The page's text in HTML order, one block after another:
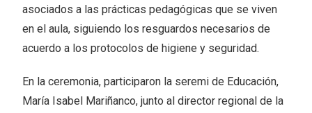
asociados a las prácticas pedagógicas que se viven
en el aula, siguiendo los resguardos necesarios de
acuerdo a los protocolos de higiene y seguridad.
En la ceremonia, participaron la seremi de Educación,
María Isabel Mariñanco, junto al director regional de la